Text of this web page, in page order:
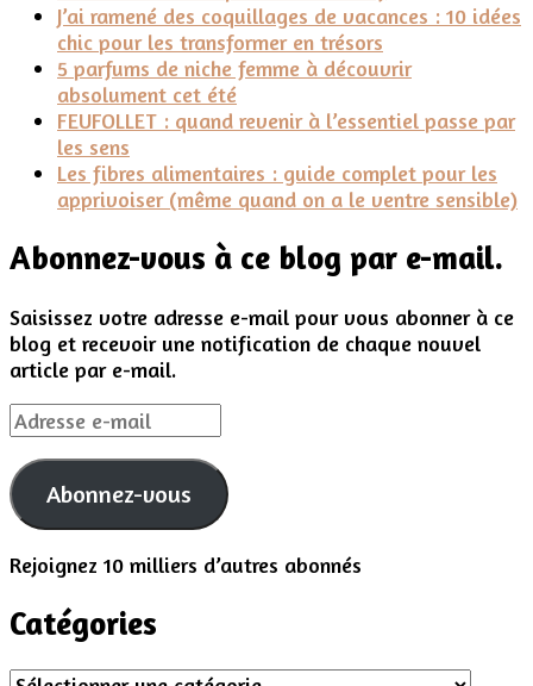
J’ai ramené des coquillages de vacances : 10 idées
chic pour les transformer en trésors
5 parfums de niche femme à découvrir
absolument cet été
FEUFOLLET : quand revenir à l’essentiel passe par
les sens
Les fibres alimentaires : guide complet pour les
apprivoiser (même quand on a le ventre sensible)
Abonnez-vous à ce blog par e-mail.
Saisissez votre adresse e-mail pour vous abonner à ce
blog et recevoir une notification de chaque nouvel
article par e-mail.
Adresse
e-
mail
Abonnez-vous
Rejoignez 10 milliers d’autres abonnés
Catégories
Catégories